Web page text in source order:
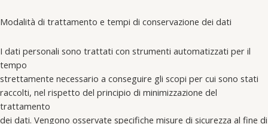
Modalità di trattamento e tempi di conservazione dei dati
I dati personali sono trattati con strumenti automatizzati per il
tempo
strettamente necessario a conseguire gli scopi per cui sono stati
raccolti, nel rispetto del principio di minimizzazione del
trattamento
dei dati. Vengono osservate specifiche misure di sicurezza al fine di